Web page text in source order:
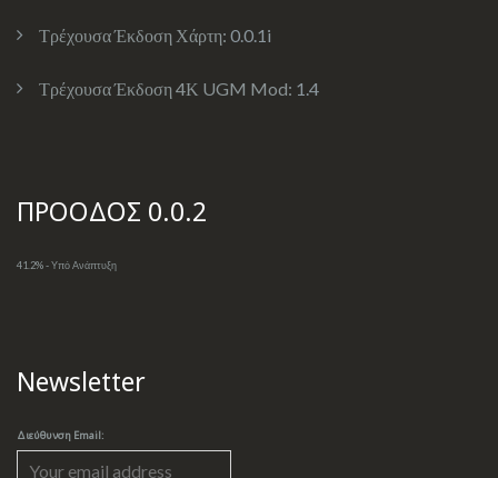
Τρέχουσα Έκδοση Χάρτη: 0.0.1i
Τρέχουσα Έκδοση 4Κ UGM Mod: 1.4
ΠΡΟΟΔΟΣ 0.0.2
41.2% - Υπό Ανάπτυξη
Newsletter
Διεύθυνση Email: